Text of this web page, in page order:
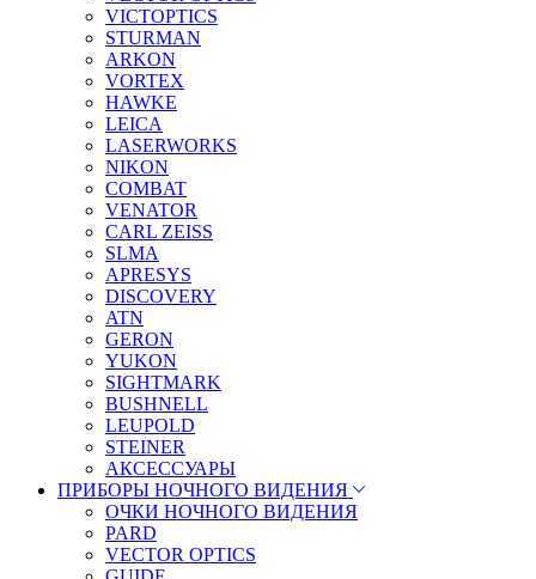
VICTOPTICS
STURMAN
ARKON
VORTEX
HAWKE
LEICA
LASERWORKS
NIKON
COMBAT
VENATOR
CARL ZEISS
SLMA
APRESYS
DISCOVERY
ATN
GERON
YUKON
SIGHTMARK
BUSHNELL
LEUPOLD
STEINER
АКСЕССУАРЫ
ПРИБОРЫ НОЧНОГО ВИДЕНИЯ
ОЧКИ НОЧНОГО ВИДЕНИЯ
PARD
VECTOR OPTICS